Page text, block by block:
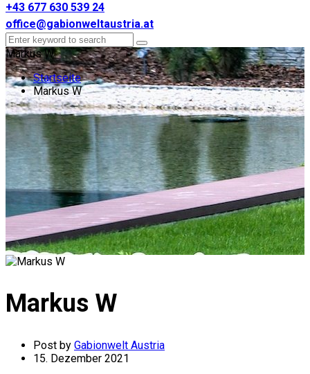
+43 677 630 539 24
office@gabionweltaustria.at
Markus W
Startseite
Markus W
Markus W
Post by Gabionwelt Austria
15. Dezember 2021